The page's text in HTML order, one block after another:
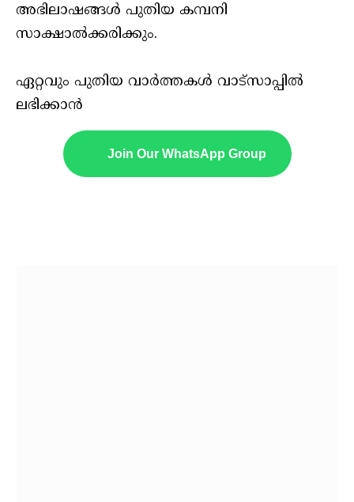
അഭിലാഷങ്ങള്‍ പുതിയ കമ്പനി
സാക്ഷാല്‍ക്കരിക്കും.
ഏറ്റവും പുതിയ വാർത്തകൾ വാട്സാപ്പിൽ
ലഭിക്കാൻ
Join Our WhatsApp Group